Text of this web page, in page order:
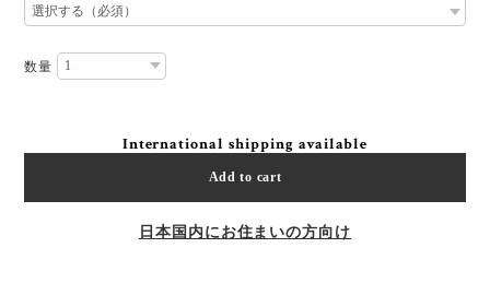
数量
International shipping available
Add to cart
日本国内にお住まいの方向け